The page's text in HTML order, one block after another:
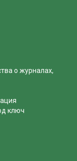
о журналах,
ключ